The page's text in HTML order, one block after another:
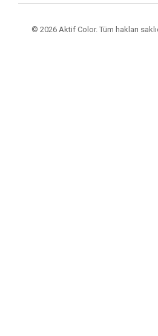
© 2026 Aktif Color. Tüm hakları